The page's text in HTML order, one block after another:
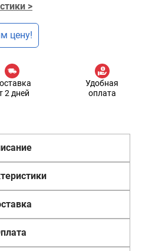
>
цену!
2 дней
Удобная
оплата